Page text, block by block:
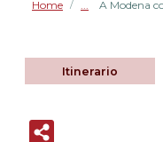
Home / A Modena
Itinerario